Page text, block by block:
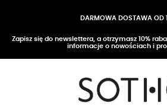
DARMOWA DOSTAWA OD
Zapisz się do newslettera, a otrzymasz 10%
informacje o nowościach i